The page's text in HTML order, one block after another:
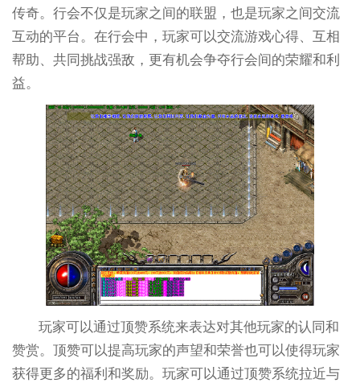
传奇。行会不仅是玩家之间的联盟，也是玩家之间交流
互动的平台。在行会中，玩家可以交流游戏心得、互相
帮助、共同挑战强敌，更有机会争夺行会间的荣耀和利
益。
玩家可以通过顶赞系统来表达对其他玩家的认同和
赞赏。顶赞可以提高玩家的声望和荣誉也可以使得玩家
获得更多的福利和奖励。玩家可以通过顶赞系统拉近与